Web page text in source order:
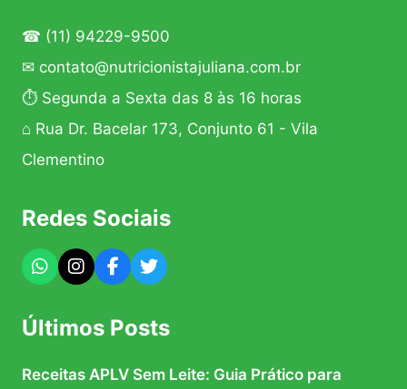
☎ (11) 94229-9500
✉ contato@nutricionistajuliana.com.br
⏱ Segunda a Sexta das 8 às 16 horas
⌂ Rua Dr. Bacelar 173, Conjunto 61 - Vila
Clementino
Redes Sociais
Últimos Posts
Receitas APLV Sem Leite: Guia Prático para